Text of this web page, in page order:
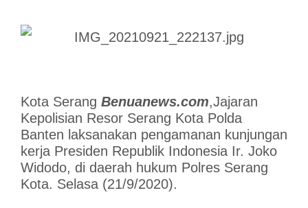
Kota Serang Benuanews.com,Jajaran
Kepolisian Resor Serang Kota Polda
Banten laksanakan pengamanan kunjungan
kerja Presiden Republik Indonesia Ir. Joko
Widodo, di daerah hukum Polres Serang
Kota. Selasa (21/9/2020).